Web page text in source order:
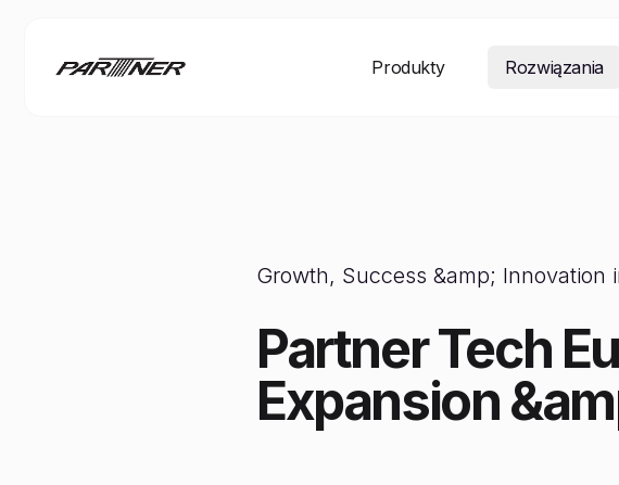
Produkty Rozwiązania
Growth, Success &amp; Innovation
Partner Tech
Expansion